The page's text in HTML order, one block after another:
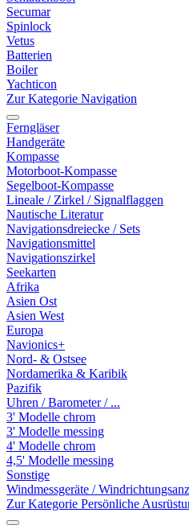
Secumar
Spinlock
Vetus
Batterien
Boiler
Yachticon
Zur Kategorie Navigation
Ferngläser
Handgeräte
Kompasse
Motorboot-Kompasse
Segelboot-Kompasse
Lineale / Zirkel / Signalflaggen
Nautische Literatur
Navigationsdreiecke / Sets
Navigationsmittel
Navigationszirkel
Seekarten
Afrika
Asien Ost
Asien West
Europa
Navionics+
Nord- & Ostsee
Nordamerika & Karibik
Pazifik
Uhren / Barometer / ...
3' Modelle chrom
3' Modelle messing
4' Modelle chrom
4,5' Modelle messing
Sonstige
Windmessgeräte /
Zur Kategorie Persönliche